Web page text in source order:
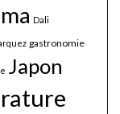
Dali
gastronomie
Japon